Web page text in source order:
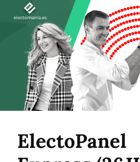
ElectoPanel